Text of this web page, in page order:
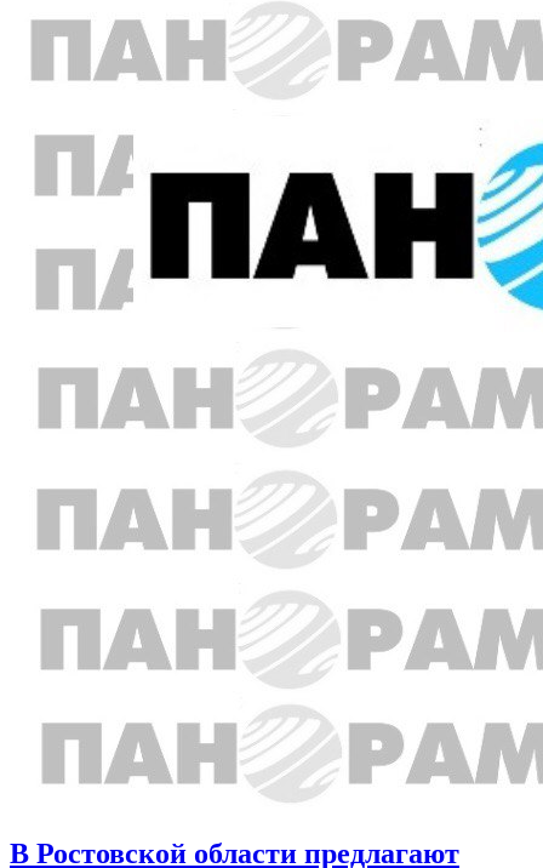
В Ростовской области предлагают